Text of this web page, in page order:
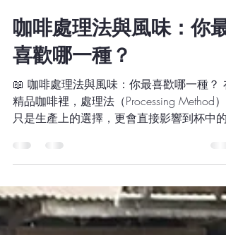
Vela Ethan
2025年9月25日
讀畢需時 2 分鐘
咖啡處理法與風味：你最
喜歡哪一種？
📖 咖啡處理法與風味：你最喜歡哪一種？ 在
精品咖啡裡，處理法（Processing Method）
口感 (Mouthfeel)、果香 (Fruitiness)、一致性...